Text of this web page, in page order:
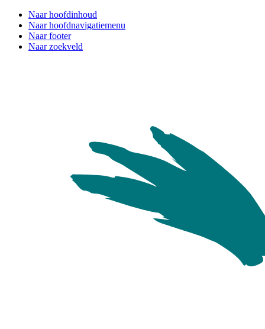
Naar hoofdinhoud
Naar hoofdnavigatiemenu
Naar footer
Naar zoekveld